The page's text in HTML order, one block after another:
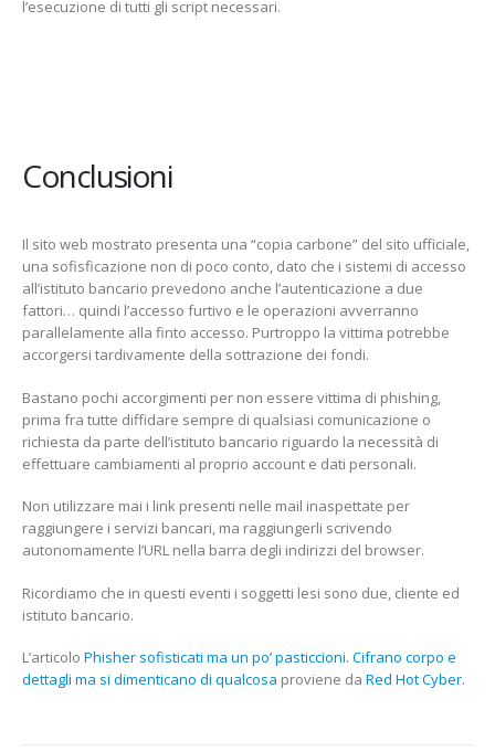
l’esecuzione di tutti gli script necessari.
Conclusioni
Il sito web mostrato presenta una “copia carbone” del sito ufficiale,
una sofisficazione non di poco conto, dato che i sistemi di accesso
all’istituto bancario prevedono anche l’autenticazione a due
fattori… quindi l’accesso furtivo e le operazioni avverranno
parallelamente alla finto accesso. Purtroppo la vittima potrebbe
accorgersi tardivamente della sottrazione dei fondi.
Bastano pochi accorgimenti per non essere vittima di phishing,
prima fra tutte diffidare sempre di qualsiasi comunicazione o
richiesta da parte dell’istituto bancario riguardo la necessità di
effettuare cambiamenti al proprio account e dati personali.
Non utilizzare mai i link presenti nelle mail inaspettate per
raggiungere i servizi bancari, ma raggiungerli scrivendo
autonomamente l’URL nella barra degli indirizzi del browser.
Ricordiamo che in questi eventi i soggetti lesi sono due, cliente ed
istituto bancario.
L’articolo Phisher sofisticati ma un po’ pasticcioni. Cifrano corpo e
dettagli ma si dimenticano di qualcosa proviene da Red Hot Cyber.